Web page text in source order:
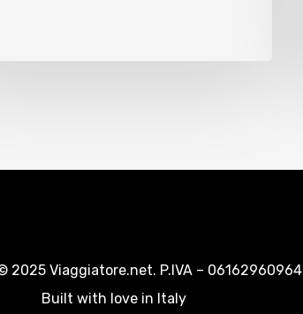
2025 Viaggiatore.net. P.IVA – 06162960964
Built with love in Italy